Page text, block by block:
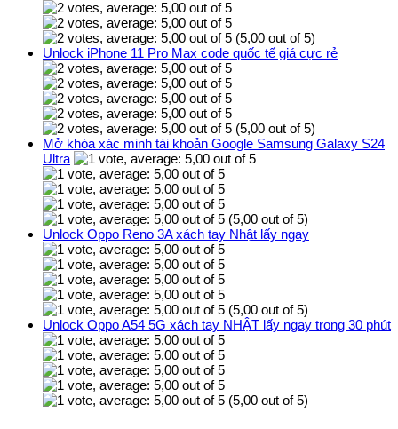
(5,00 out of 5)
Unlock iPhone 11 Pro Max code quốc tế giá cực rẻ
(5,00 out of 5)
Mở khóa xác minh tài khoản Google Samsung Galaxy S24
Ultra
(5,00 out of 5)
Unlock Oppo Reno 3A xách tay Nhật lấy ngay
(5,00 out of 5)
Unlock Oppo A54 5G xách tay NHẬT lấy ngay trong 30 phút
(5,00 out of 5)